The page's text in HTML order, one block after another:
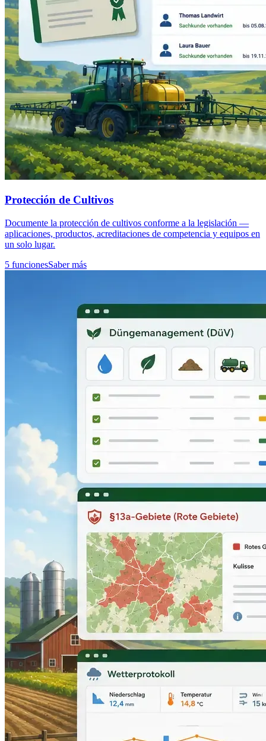
Protección de Cultivos
Documente la protección de cultivos conforme a la legislación —
aplicaciones, productos, acreditaciones de competencia y equipos en
un solo lugar.
5 funcionesSaber más